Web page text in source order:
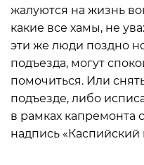
жалуются на жизнь
какие все хамы, не
эти же люди поздно
подъезда, могут
помочиться. Или
подъезде, либо
в рамках капремонта
надпись «Каспийский